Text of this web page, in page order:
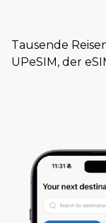
Tausende
UPeSIM, der